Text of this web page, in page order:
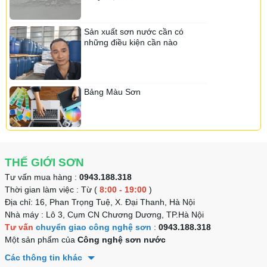
Sơn Suposhield Sơn Dura
Sơn Roofing Sơn Ialech
Sơn Lotte Sơn Kojada
Sơn Daika
Sơn Linviss
Sơn Kojada
Sơn ialech
Sơn Onpex
Sơn Navy
Sơn Chemtec
Sơn Senpec
Sơn Lotte
Sơn Neider
Sơn Okiwa
Sơn Vinashield
Sản xuất sơn nước cần có
những điều kiện cần nào
Bảng Màu Sơn
THẾ GIỚI SƠN
Tư vấn mua hàng : 0943.188.318
Thời gian làm việc : Từ ( 8:00 - 19:00 )
Địa chỉ: 16, Phan Trọng Tuệ, X. Đại Thanh, Hà Nội
Nhà máy : Lô 3, Cụm CN Chương Dương, TP.Hà Nội
Tư vấn chuyển giao công nghệ sơn : 0943.188.318
Một sản phẩm của Công nghệ sơn nước
Các thông tin khác